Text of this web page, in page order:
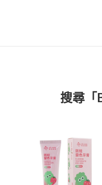
搜尋「